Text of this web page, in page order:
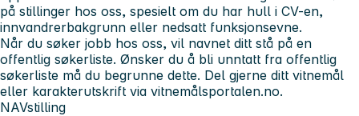
på stillinger hos oss, spesielt om du har hull i CV-en,
innvandrerbakgrunn eller nedsatt funksjonsevne.
Når du søker jobb hos oss, vil navnet ditt stå på en
offentlig søkerliste. Ønsker du å bli unntatt fra offentlig
søkerliste må du begrunne dette. Del gjerne ditt vitnemål
eller karakterutskrift via vitnemålsportalen.no.
NAVstilling